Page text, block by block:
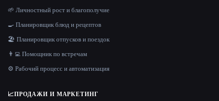
🌱 Личностный рост и благополучие
🍳 Планировщик блюд и рецептов
🏖 Планировщик отпусков и поездок
👨‍💻 Помощник по встречам
⚙️ Рабочий процесс и автоматизация
📈ПРОДАЖИ И МАРКЕТИНГ